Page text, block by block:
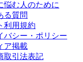
悩む人のために
る質問
利用規約
バシー・ポリシー
ア掲載
取引法表記